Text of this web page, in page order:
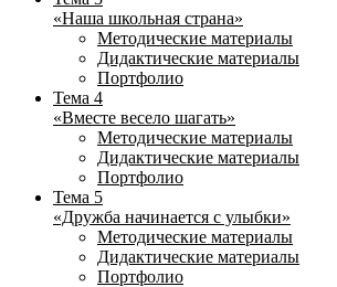
«Наша школьная страна»
Методические материалы
Дидактические материалы
Портфолио
Тема 4
«Вместе весело шагать»
Методические материалы
Дидактические материалы
Портфолио
Тема 5
«Дружба начинается с улыбки»
Методические материалы
Дидактические материалы
Портфолио